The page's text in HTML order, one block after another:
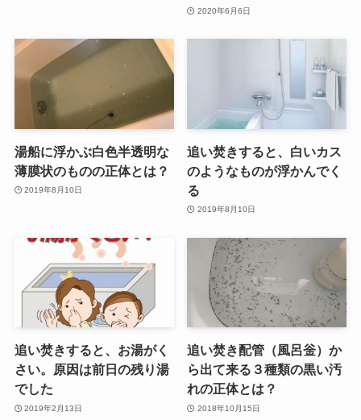
2020年6月6日
湯船に浮かぶ白色半透明な
薄膜状のものの正体とは？
2019年8月10日
追い焚きすると、白いカス
のようなものが浮かんでく
る
2019年8月10日
追い焚きすると、お湯がく
さい。原因は前日の残り湯
でした
2019年2月13日
追い焚き配管（風呂釡）か
ら出て来る３種類の黒い汚
れの正体とは？
2018年10月15日